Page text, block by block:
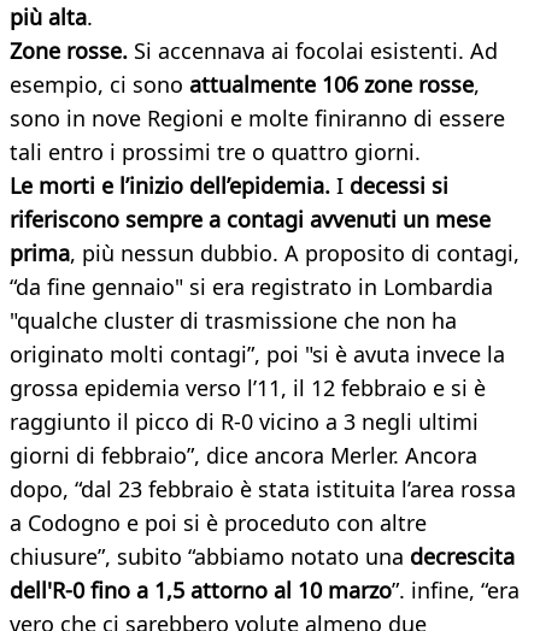
più alta.
Zone rosse. Si accennava ai focolai esistenti. Ad
esempio, ci sono attualmente 106 zone rosse,
sono in nove Regioni e molte finiranno di essere
tali entro i prossimi tre o quattro giorni.
Le morti e l’inizio dell’epidemia. I decessi si
riferiscono sempre a contagi avvenuti un mese
prima, più nessun dubbio. A proposito di contagi,
“da fine gennaio" si era registrato in Lombardia
"qualche cluster di trasmissione che non ha
originato molti contagi”, poi "si è avuta invece la
grossa epidemia verso l’11, il 12 febbraio e si è
raggiunto il picco di R-0 vicino a 3 negli ultimi
giorni di febbraio”, dice ancora Merler. Ancora
dopo, “dal 23 febbraio è stata istituita l’area rossa
a Codogno e poi si è proceduto con altre
chiusure”, subito “abbiamo notato una decrescita
dell'R-0 fino a 1,5 attorno al 10 marzo”. infine, “era
vero che ci sarebbero volute almeno due